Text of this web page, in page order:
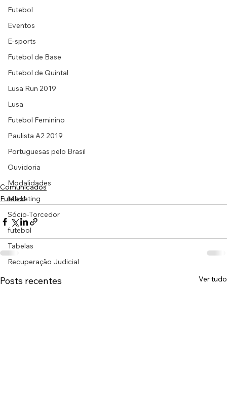
Futebol
Eventos
E-sports
Futebol de Base
Futebol de Quintal
Lusa Run 2019
Lusa
Futebol Feminino
Paulista A2 2019
Portuguesas pelo Brasil
Ouvidoria
Modalidades
Marketing
Sócio-Torcedor
futebol
Tabelas
Recuperação Judicial
Comunicados
Futebol
Posts recentes Ver tudo